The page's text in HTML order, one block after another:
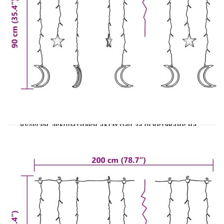
звезди и луни е перфектно допълнително
осветление към всеки декоративен проект.
Подходящ е за Коледа, партита, сватби и други
празници. Светещата завеса е оборудвана със
138 енергоспестяващи светодиода, които
създават вълшебно осветление. Те имат 8
различни светлинни ефекта: комбинирано,
вълни, последователно, бавно светене, мигане,
бавно избледняване, блещукане и непрекъснато
светене. Включеното дистанционно управление
чудесен декоративен аксесоар за осветяване на
благодарение на 3-метровия кабел коледната
украса може да се използва на открито, тъй като
кабелът и продуктът са водоустойчиви.
Продуктът има USB конектор, но не е включен
сертифициран източник на захранване от 5V
USB.
Цветна температура: Многоцветна